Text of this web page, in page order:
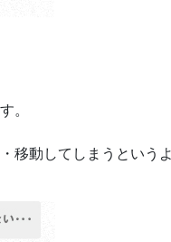
。
移動してしまうという